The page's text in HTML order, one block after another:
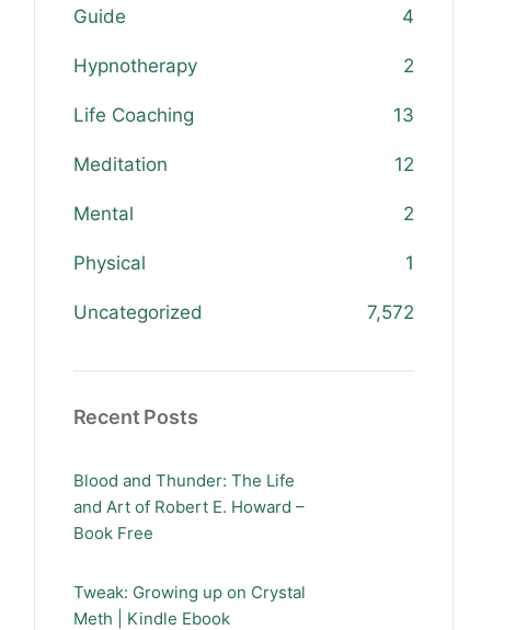
Guide 4
Hypnotherapy 2
Life Coaching 13
Meditation 12
Mental 2
Physical 1
Uncategorized 7,572
Recent Posts
Blood and Thunder: The Life
and Art of Robert E. Howard –
Book Free
Tweak: Growing up on Crystal
Meth | Kindle Ebook